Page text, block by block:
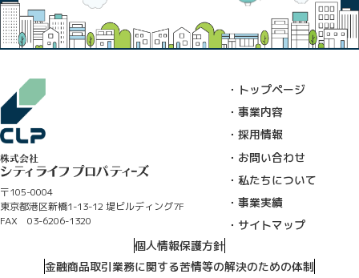
〒105-0004
東京都港区新橋1-13-12 堤ビルディング7F
FAX 03-6206-1320
・トップページ
・事業内容
・採用情報
・お問い合わせ
・私たちについて
・事業実績
・サイトマップ
個人情報保護方針
金融商品取引業務に関する苦情等の解決のための体制